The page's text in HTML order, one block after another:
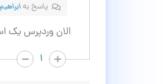
پاسخ بهابراهیم
الان وردپرس یک
۱